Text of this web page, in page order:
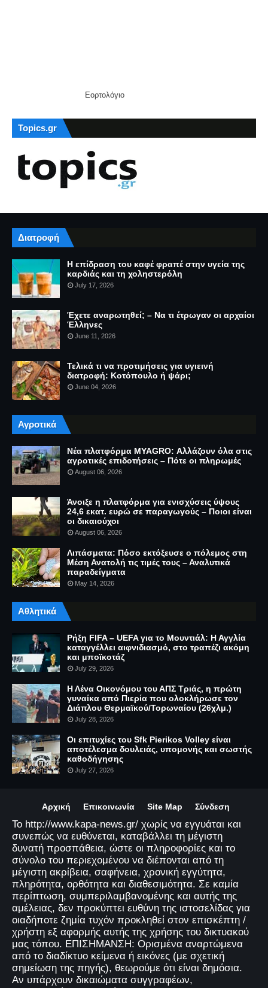
Εορτολόγιο
Topics.gr
Διατροφή
Η επίδραση του καφέ φραπέ στην υγεία της
καρδιάς και τη χοληστερόλη
July 17, 2026
Έχετε αναρωτηθεί; – Να τι έτρωγαν οι αρχαίοι
Έλληνες
June 11, 2026
Τελικά τι να προτιμήσεις για υγιεινή
διατροφή: Κοτόπουλο ή ψάρι;
June 04, 2026
Αγροτικά
Νέα πλατφόρμα MYAGRO: Αλλάζουν όλα στις
αγροτικές επιδοτήσεις – Πότε οι πληρωμές
August 06, 2026
Άνοιξε η πλατφόρμα για ενισχύσεις ύψους
24,6 εκατ. ευρώ σε παραγωγούς – Ποιοι είναι
οι δικαιούχοι
August 06, 2026
Λιπάσματα: Πόσο εκτόξευσε ο πόλεμος στη
Μέση Ανατολή τις τιμές τους – Αναλυτικά
παραδείγματα
May 14, 2026
Αθλητικά
Ρήξη FIFA – UEFA για το Μουντιάλ: Η Αγγλία
καταγγέλλει αιφνιδιασμό, στο τραπέζι ακόμη
και μποϊκοτάζ
July 29, 2026
Η Λένα Οικονόμου του ΑΠΣ Τριάς, η πρώτη
γυναίκα από Πιερία που ολοκλήρωσε τον
Διάπλου Θερμαϊκού/Τορωναίου (26χλμ.)
July 28, 2026
Οι επιτυχίες του Sfk Pierikos Volley είναι
αποτέλεσμα δουλειάς, υπομονής και σωστής
καθοδήγησης
July 27, 2026
Αρχική Επικοινωνία Site Map Σύνδεση
Το http://www.kapa-news.gr/ χωρίς να εγγυάται και
συνεπώς να ευθύνεται, καταβάλλει τη μέγιστη
δυνατή προσπάθεια, ώστε οι πληροφορίες και το
σύνολο του περιεχομένου να διέπονται από τη
μέγιστη ακρίβεια, σαφήνεια, χρονική εγγύτητα,
πληρότητα, ορθότητα και διαθεσιμότητα. Σε καμία
περίπτωση, συμπεριλαμβανομένης και αυτής της
αμέλειας, δεν προκύπτει ευθύνη της ιστοσελίδας για
οιαδήποτε ζημία τυχόν προκληθεί στον επισκέπτη /
χρήστη εξ αφορμής αυτής της χρήσης του δικτυακού
μας τόπου. ΕΠΙΣΗΜΑΝΣΗ: Ορισμένα αναρτώμενα
από το διαδίκτυο κείμενα ή εικόνες (με σχετική
σημείωση της πηγής), θεωρούμε ότι είναι δημόσια.
Αν υπάρχουν δικαιώματα συγγραφέων,